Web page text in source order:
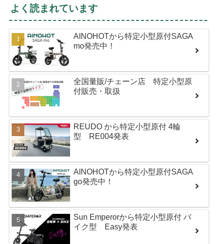
よく読まれています
AINOHOTから特定小型原付SAGA
mo発売中！
全国量販/チェーン店 特定小型原
付販売・取扱
REUDO から特定小型原付 4輪
型 RE004発表
AINOHOTから特定小型原付SAGA
go発売中！
Sun Emperorから特定小型原付 バ
イク型 Easy発表